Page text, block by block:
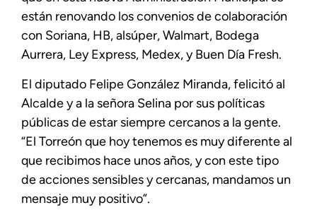
están renovando los convenios de colaboración
con Soriana, HB, alsúper, Walmart, Bodega
Aurrera, Ley Express, Medex, y Buen Día Fresh.
El diputado Felipe González Miranda, felicitó al
Alcalde y a la señora Selina por sus políticas
públicas de estar siempre cercanos a la gente.
“El Torreón que hoy tenemos es muy diferente al
que recibimos hace unos años, y con este tipo
de acciones sensibles y cercanas, mandamos un
mensaje muy positivo”.